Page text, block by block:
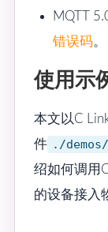
MQTT
错误码。
使用示
本文以C
件 ./
绍如何调用
的设备接入